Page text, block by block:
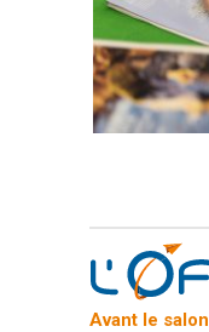
Avant le salon